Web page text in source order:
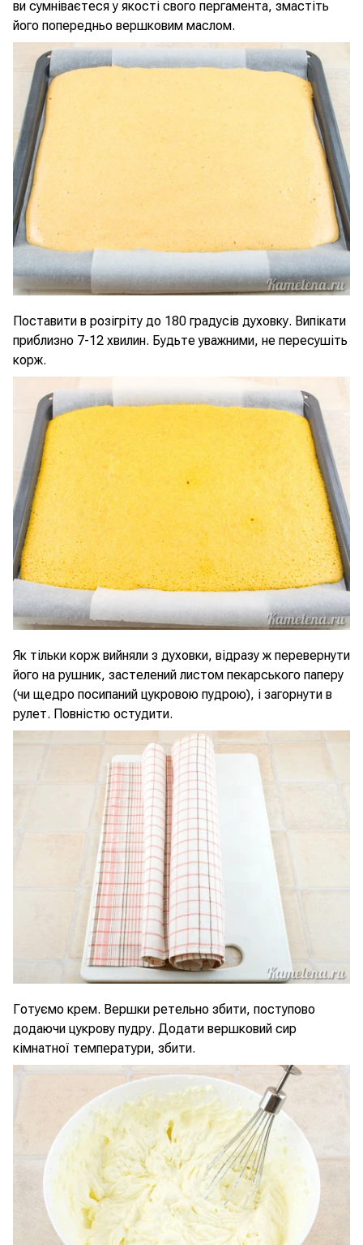
ви сумніваєтеся у якості свого пергамента, змастіть
його попередньо вершковим маслом.
Поставити в розігріту до 180 градусів духовку. Випікати
приблизно 7-12 хвилин. Будьте уважними, не пересушіть
корж.
Як тільки корж вийняли з духовки, відразу ж перевернути
його на рушник, застелений листом пекарського паперу
(чи щедро посипаний цукровою пудрою), і загорнути в
рулет. Повністю остудити.
Готуємо крем. Вершки ретельно збити, поступово
додаючи цукрову пудру. Додати вершковий сир
кімнатної температури, збити.